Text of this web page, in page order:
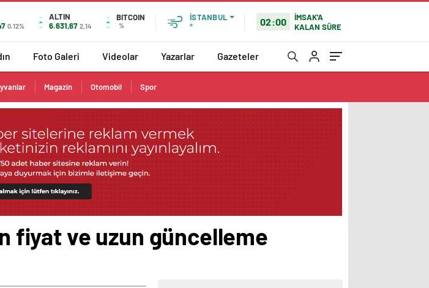
0.12%
ALTIN
6.631,67 2,14
BITCOIN
%
İSTANBUL
°
02:00
İMSAK'A
KALAN SÜRE
Foto Galeri Videolar Yazarlar Gazeteler
Magazin Otomobil Spor
fiyat ve uzun güncelleme